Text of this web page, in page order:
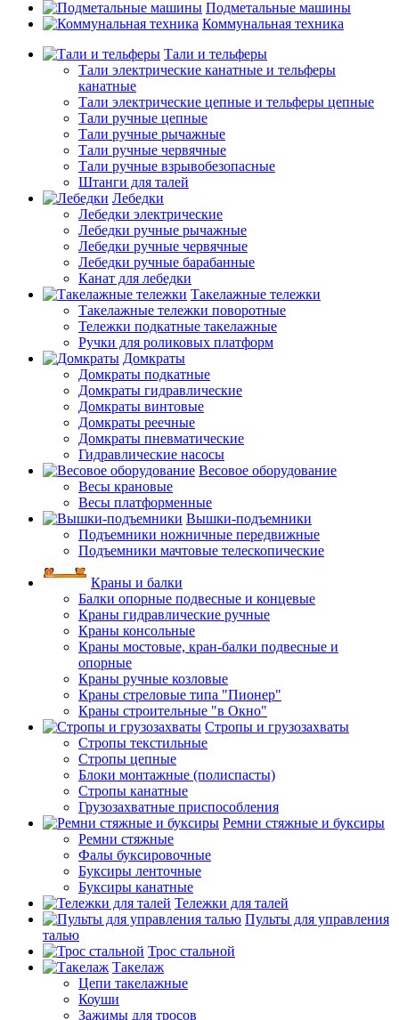
Подметальные машины
Коммунальная техника
Тали и тельферы
Тали электрические канатные и тельферы
канатные
Тали электрические цепные и тельферы цепные
Тали ручные цепные
Тали ручные рычажные
Тали ручные червячные
Тали ручные взрывобезопасные
Штанги для талей
Лебедки
Лебедки электрические
Лебедки ручные рычажные
Лебедки ручные червячные
Лебедки ручные барабанные
Канат для лебедки
Такелажные тележки
Такелажные тележки поворотные
Тележки подкатные такелажные
Ручки для роликовых платформ
Домкраты
Домкраты подкатные
Домкраты гидравлические
Домкраты винтовые
Домкраты реечные
Домкраты пневматические
Гидравлические насосы
Весовое оборудование
Весы крановые
Весы платформенные
Вышки-подъемники
Подъемники ножничные передвижные
Подъемники мачтовые телескопические
Краны и балки
Балки опорные подвесные и концевые
Краны гидравлические ручные
Краны консольные
Краны мостовые, кран-балки подвесные и
опорные
Краны ручные козловые
Краны стреловые типа "Пионер"
Краны строительные "в Окно"
Стропы и грузозахваты
Стропы текстильные
Стропы цепные
Блоки монтажные (полиспасты)
Стропы канатные
Грузозахватные приспособления
Ремни стяжные и буксиры
Ремни стяжные
Фалы буксировочные
Буксиры ленточные
Буксиры канатные
Тележки для талей
Пульты для управления
талью
Трос стальной
Такелаж
Цепи такелажные
Коуши
Зажимы для тросов